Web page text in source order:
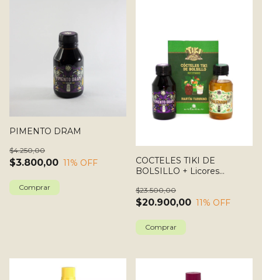
PIMENTO DRAM
$3.800,00
$4.250,00
11% OFF
COCTELES TIKI DE
BOLSILLO + Licores
$20.900,00
$23.500,00
11% OFF